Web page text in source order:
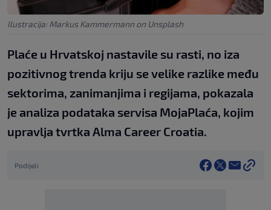
Ilustracija: Markus Kammermann on Unsplash
Plaće u Hrvatskoj nastavile su rasti, no iza
pozitivnog trenda kriju se velike razlike među
sektorima, zanimanjima i regijama, pokazala
je analiza podataka servisa MojaPlaća, kojim
upravlja tvrtka Alma Career Croatia.
Podijeli